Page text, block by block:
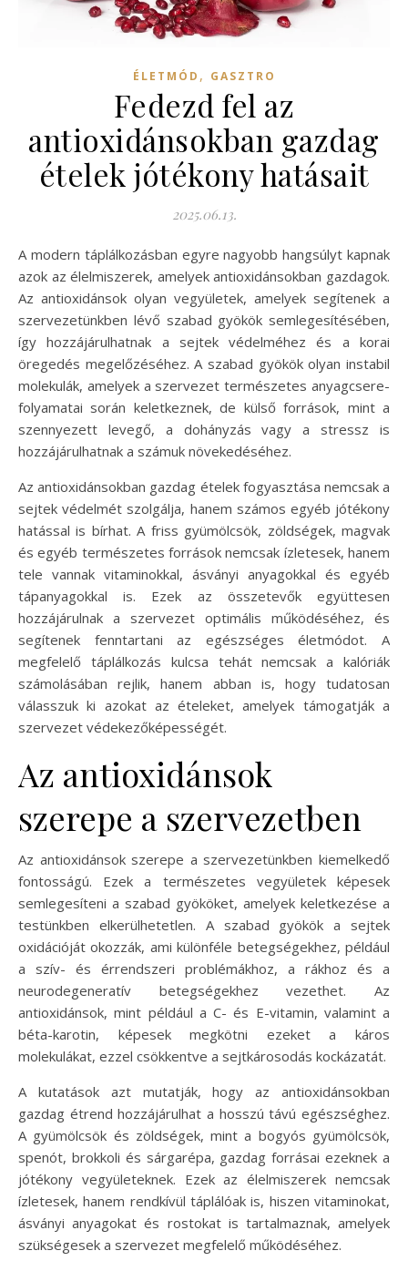
ÉLETMÓD , GASZTRO
Fedezd fel az
antioxidánsokban gazdag
ételek jótékony hatásait
2025.06.13.
A modern táplálkozásban egyre nagyobb hangsúlyt kapnak
azok az élelmiszerek, amelyek antioxidánsokban gazdagok.
Az antioxidánsok olyan vegyületek, amelyek segítenek a
szervezetünkben lévő szabad gyökök semlegesítésében,
így hozzájárulhatnak a sejtek védelméhez és a korai
öregedés megelőzéséhez. A szabad gyökök olyan instabil
molekulák, amelyek a szervezet természetes anyagcsere-
folyamatai során keletkeznek, de külső források, mint a
szennyezett levegő, a dohányzás vagy a stressz is
hozzájárulhatnak a számuk növekedéséhez.
Az antioxidánsokban gazdag ételek fogyasztása nemcsak a
sejtek védelmét szolgálja, hanem számos egyéb jótékony
hatással is bírhat. A friss gyümölcsök, zöldségek, magvak
és egyéb természetes források nemcsak ízletesek, hanem
tele vannak vitaminokkal, ásványi anyagokkal és egyéb
tápanyagokkal is. Ezek az összetevők együttesen
hozzájárulnak a szervezet optimális működéséhez, és
segítenek fenntartani az egészséges életmódot. A
megfelelő táplálkozás kulcsa tehát nemcsak a kalóriák
számolásában rejlik, hanem abban is, hogy tudatosan
válasszuk ki azokat az ételeket, amelyek támogatják a
szervezet védekezőképességét.
Az antioxidánsok
szerepe a szervezetben
Az antioxidánsok szerepe a szervezetünkben kiemelkedő
fontosságú. Ezek a természetes vegyületek képesek
semlegesíteni a szabad gyököket, amelyek keletkezése a
testünkben elkerülhetetlen. A szabad gyökök a sejtek
oxidációját okozzák, ami különféle betegségekhez, például
a szív- és érrendszeri problémákhoz, a rákhoz és a
neurodegeneratív betegségekhez vezethet. Az
antioxidánsok, mint például a C- és E-vitamin, valamint a
béta-karotin, képesek megkötni ezeket a káros
molekulákat, ezzel csökkentve a sejtkárosodás kockázatát.
A kutatások azt mutatják, hogy az antioxidánsokban
gazdag étrend hozzájárulhat a hosszú távú egészséghez.
A gyümölcsök és zöldségek, mint a bogyós gyümölcsök,
spenót, brokkoli és sárgarépa, gazdag forrásai ezeknek a
jótékony vegyületeknek. Ezek az élelmiszerek nemcsak
ízletesek, hanem rendkívül táplálóak is, hiszen vitaminokat,
ásványi anyagokat és rostokat is tartalmaznak, amelyek
szükségesek a szervezet megfelelő működéséhez.